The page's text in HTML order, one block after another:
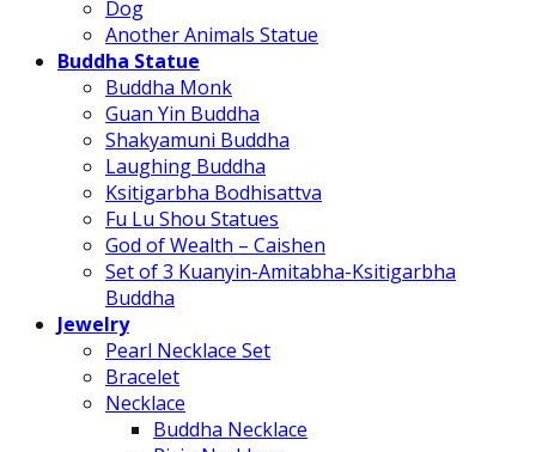
Dog
Another Animals Statue
Buddha Statue
Buddha Monk
Guan Yin Buddha
Shakyamuni Buddha
Laughing Buddha
Ksitigarbha Bodhisattva
Fu Lu Shou Statues
God of Wealth – Caishen
Set of 3 Kuanyin-Amitabha-Ksitigarbha
Buddha
Jewelry
Pearl Necklace Set
Bracelet
Necklace
Buddha Necklace